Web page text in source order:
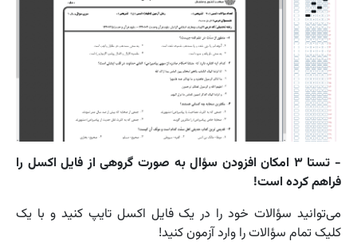
- تستا ۳ امکان افزودن سؤال به صورت گروهی از فایل اکسل را
فراهم کرده است!
می‌توانید سؤالات خود را در یک فایل اکسل تایپ کنید و با یک
کلیک تمام سؤالات را وارد آزمون کنید!